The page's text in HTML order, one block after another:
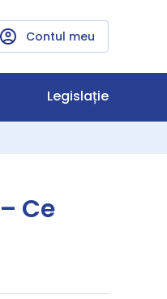
Contul meu
Legislație
Ce